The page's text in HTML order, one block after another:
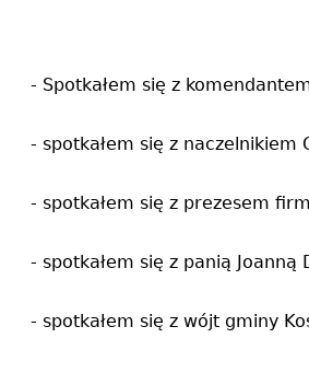
- Spotkałem się z
- spotkałem się z naczelnikiem
- spotkałem się z prezesem
- spotkałem się z panią
- spotkałem się z wójt gminy